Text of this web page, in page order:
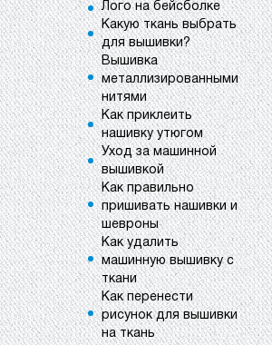
Лого на бейсболке
Какую ткань выбрать
для вышивки?
Вышивка
металлизированными
нитями
Как приклеить
нашивку утюгом
Уход за машинной
вышивкой
Как правильно
пришивать нашивки и
шевроны
Как удалить
машинную вышивку с
ткани
Как перенести
рисунок для вышивки
на ткань